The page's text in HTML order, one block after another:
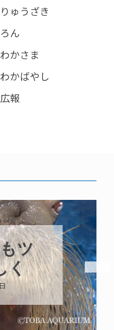
りゅうざき
ろん
わかさま
わかばやし
広報